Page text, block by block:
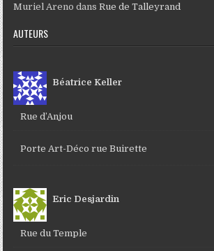
Muriel Areno dansRue de Talleyrand
AUTEURS
Béatrice Keller
Rue d’Anjou
Porte Art-Déco rue Buirette
Eric Desjardin
Rue du Temple